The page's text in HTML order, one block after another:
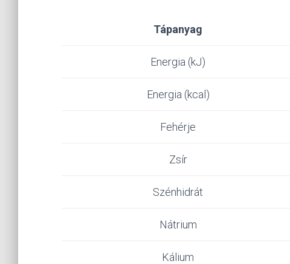
Tápanyag
Energia (kJ)
Energia (kcal)
Fehérje
Zsír
Szénhidrát
Nátrium
Kálium